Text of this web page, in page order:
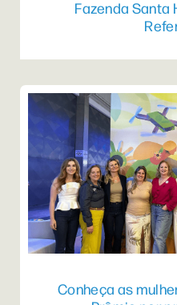
Fazenda Santa
Conheça as